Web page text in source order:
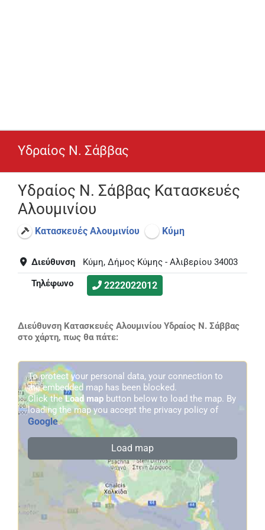
Υδραίος Ν. Σάββας
Υδραίος Ν. Σάββας Κατασκευές
Αλουμινίου
Κατασκευές Αλουμινίου Κύμη
Διεύθυνση
Κύμη, Δήμος Κύμης - Αλιβερίου 34003
Τηλέφωνο
2222022012
Διεύθυνση Κατασκευές Αλουμινίου Υδραίος Ν. Σάββας
στο χάρτη, πως θα πάτε:
To protect your personal data, your connection to
the embedded map has been blocked.
Click theLoad map button below to load the map. By
loading the map you accept the privacy policy of
Google.
Load map